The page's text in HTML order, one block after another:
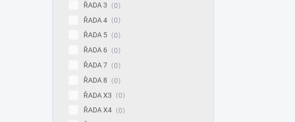
ŘADA 3
0
ŘADA 4
0
ŘADA 5
0
ŘADA 6
0
ŘADA 7
0
ŘADA 8
0
ŘADA X3
0
ŘADA X4
0